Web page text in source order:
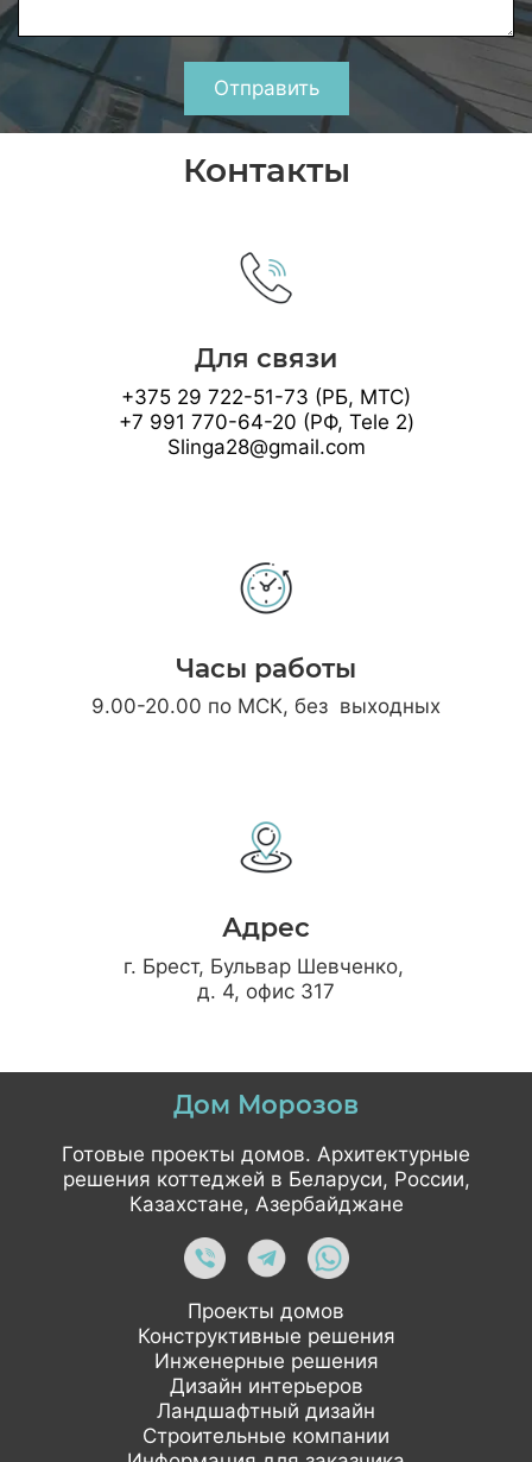
Отправить
Контакты
Для связи
+375 29 722-51-73 (РБ, МТС)
+7 991 770-64-20 (РФ, Tele 2)
Slinga28@gmail.com
Часы работы
9.00-20.00 по МСК, без выходных
Адрес
г. Брест, Бульвар Шевченко,
д. 4, офис 317
Дом Морозов
Готовые проекты домов. Архитектурные
решения коттеджей в Беларуси, России,
Казахстане, Азербайджане
Проекты домов
Конструктивные решения
Инженерные решения
Дизайн интерьеров
Ландшафтный дизайн
Строительные компании